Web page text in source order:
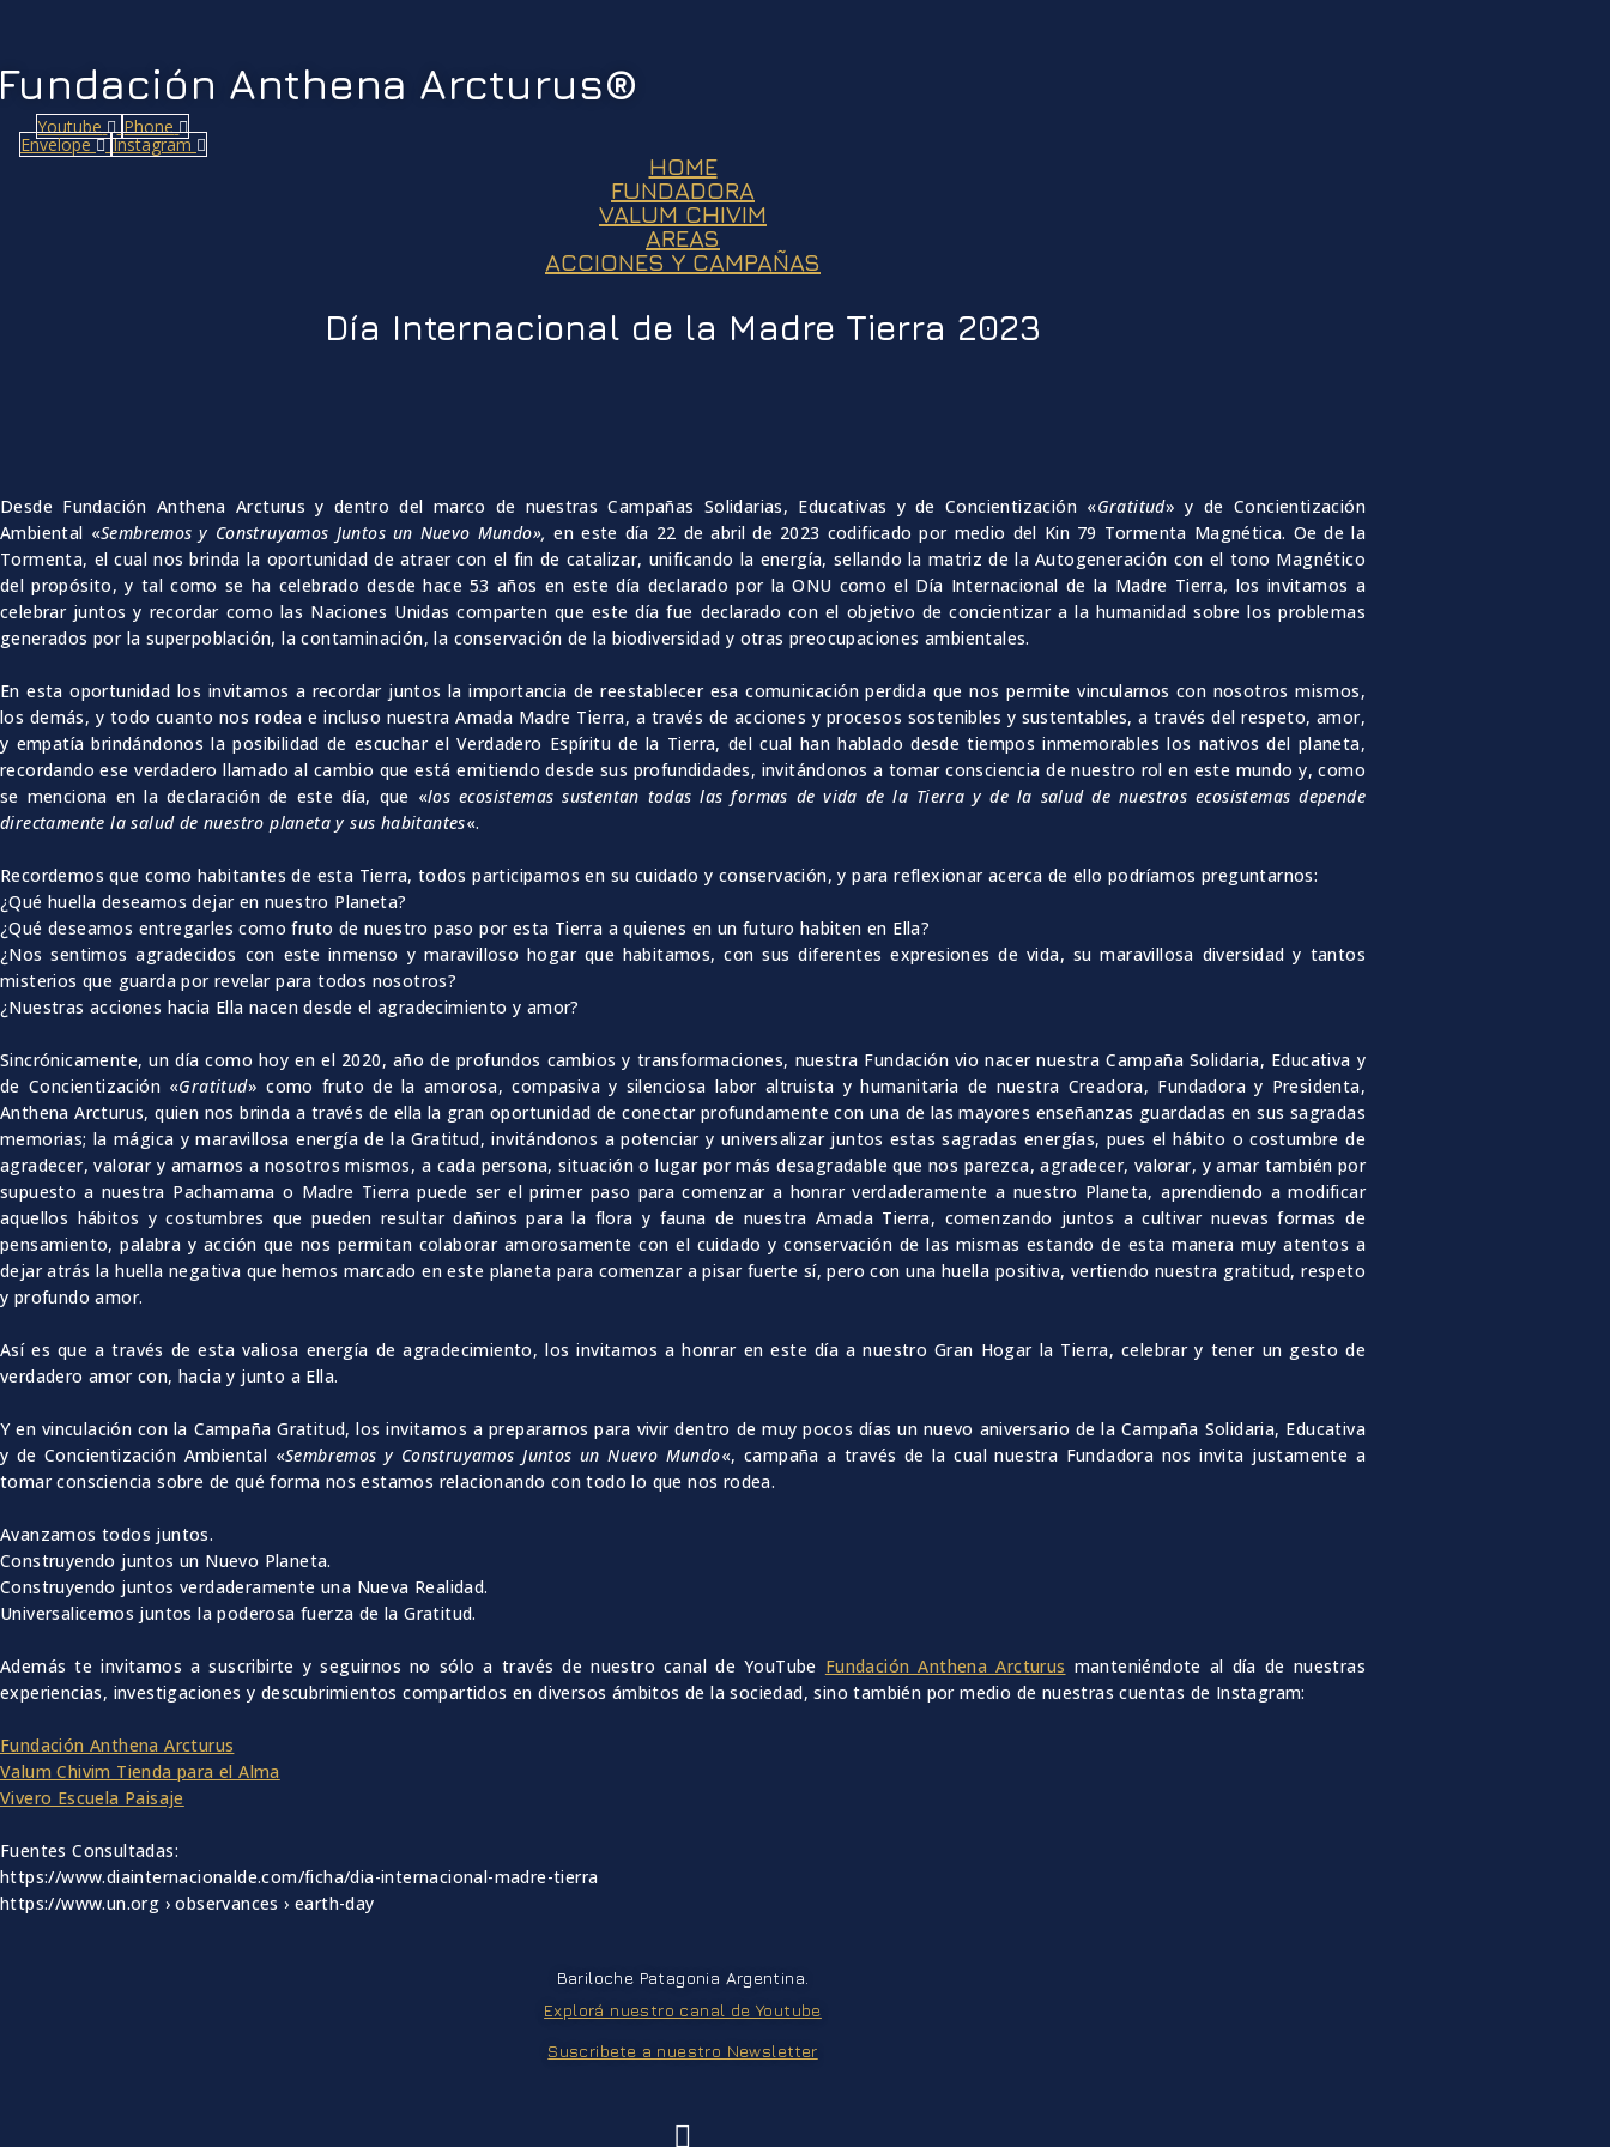
Anthena Arcturus®
Youtube Phone
Envelope Instagram
HOME
FUNDADORA
VALUM CHIVIM
AREAS
ACCIONES Y CAMPAÑAS
Día Internacional de la Madre Tierra 2023
Desde Fundación Anthena Arcturus y dentro del marco de nuestras Campañas Solidarias, Educativas y de Concientización «Gratitud» y de Concientización
Ambiental «Sembremos y Construyamos Juntos un Nuevo Mundo»,en este día 22 de abril de 2023 codificado por medio del Kin 79 Tormenta Magnética. Oe de la
Tormenta, el cual nos brinda la oportunidad de atraer con el fin de catalizar, unificando la energía, sellando la matriz de la Autogeneración con el tono Magnético
del propósito, y tal como se ha celebrado desde hace 53 años en este día declarado por la ONU como el Día Internacional de la Madre Tierra, los invitamos a
celebrar juntos y recordar como las Naciones Unidas comparten que este día fue declarado con el objetivo de concientizar a la humanidad sobre los problemas
generados por la superpoblación, la contaminación, la conservación de la biodiversidad y otras preocupaciones ambientales.
En esta oportunidad los invitamos a recordar juntos la importancia de reestablecer esa comunicación perdida que nos permite vincularnos con nosotros mismos,
los demás, y todo cuanto nos rodea e incluso nuestra Amada Madre Tierra, a través de acciones y procesos sostenibles y sustentables, a través del respeto, amor,
y empatía brindándonos la posibilidad de escuchar el Verdadero Espíritu de la Tierra, del cual han hablado desde tiempos inmemorables los nativos del planeta,
recordando ese verdadero llamado al cambio que está emitiendo desde sus profundidades, invitándonos a tomar consciencia de nuestro rol en este mundo y, como
se menciona en la declaración de este día, que «los ecosistemas sustentan todas las formas de vida de la Tierra y de la salud de nuestros ecosistemas depende
directamente la salud de nuestro planeta y sus habitantes«.
Recordemos que como habitantes de esta Tierra, todos participamos en su cuidado y conservación, y para reflexionar acerca de ello podríamos preguntarnos:
¿Qué huella deseamos dejar en nuestro Planeta?
¿Qué deseamos entregarles como fruto de nuestro paso por esta Tierra a quienes en un futuro habiten en Ella?
¿Nos sentimos agradecidos con este inmenso y maravilloso hogar que habitamos, con sus diferentes expresiones de vida, su maravillosa diversidad y tantos
misterios que guarda por revelar para todos nosotros?
¿Nuestras acciones hacia Ella nacen desde el agradecimiento y amor?
Sincrónicamente, un día como hoy en el 2020, año de profundos cambios y transformaciones, nuestra Fundación vio nacer nuestra Campaña Solidaria, Educativa y
de Concientización «Gratitud» como fruto de la amorosa, compasiva y silenciosa labor altruista y humanitaria de nuestra Creadora, Fundadora y Presidenta,
Anthena Arcturus, quien nos brinda a través de ella la gran oportunidad de conectar profundamente con una de las mayores enseñanzas guardadas en sus sagradas
memorias; la mágica y maravillosa energía de la Gratitud, invitándonos a potenciar y universalizar juntos estas sagradas energías, pues el hábito o costumbre de
agradecer, valorar y amarnos a nosotros mismos, a cada persona, situación o lugar por más desagradable que nos parezca, agradecer, valorar, y amar también por
supuesto a nuestra Pachamama o Madre Tierra puede ser el primer paso para comenzar a honrar verdaderamente a nuestro Planeta, aprendiendo a modificar
aquellos hábitos y costumbres que pueden resultar dañinos para la flora y fauna de nuestra Amada Tierra, comenzando juntos a cultivar nuevas formas de
pensamiento, palabra y acción que nos permitan colaborar amorosamente con el cuidado y conservación de las mismas estando de esta manera muy atentos a
dejar atrás la huella negativa que hemos marcado en este planeta para comenzar a pisar fuerte sí, pero con una huella positiva, vertiendo nuestra gratitud, respeto
y profundo amor.
Así es que a través de esta valiosa energía de agradecimiento, los invitamos a honrar en este día a nuestro Gran Hogar la Tierra, celebrar y tener un gesto de
verdadero amor con, hacia y junto a Ella.
Y en vinculación con la Campaña Gratitud, los invitamos a prepararnos para vivir dentro de muy pocos días un nuevo aniversario de la Campaña Solidaria, Educativa
y de Concientización Ambiental «Sembremos y Construyamos Juntos un Nuevo Mundo«, campaña a través de la cual nuestra Fundadora nos invita justamente a
tomar consciencia sobre de qué forma nos estamos relacionando con todo lo que nos rodea.
Avanzamos todos juntos.
Construyendo juntos un Nuevo Planeta.
Construyendo juntos verdaderamente una Nueva Realidad.
Universalicemos juntos la poderosa fuerza de la Gratitud.
Además te invitamos a suscribirte y seguirnos no sólo a través de nuestro canal de YouTube Fundación Anthena Arcturus manteniéndote al día de nuestras
experiencias, investigaciones y descubrimientos compartidos en diversos ámbitos de la sociedad, sino también por medio de nuestras cuentas de Instagram:
Fundación Anthena Arcturus
Valum Chivim Tienda para el Alma
Vivero Escuela Paisaje
Fuentes Consultadas:
https://www.diainternacionalde.com/ficha/dia-internacional-madre-tierra
https://www.un.org › observances › earth-day
Bariloche Patagonia Argentina.
Explorá nuestro canal de Youtube
Suscribete a nuestro Newsletter